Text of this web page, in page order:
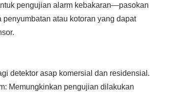
pengujian alarm kebakaran—pasokan
atau kotoran yang dapat
detektor asap komersial dan residensial.
Memungkinkan pengujian dilakukan